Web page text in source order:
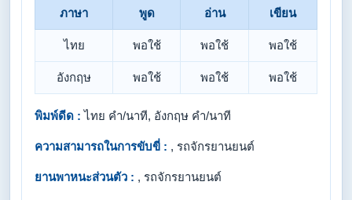
ภาษา พูด อ่าน เขียน
ไทย พอใช้ พอใช้ พอใช้
อังกฤษ พอใช้ พอใช้ พอใช้
พิมพ์ดีด : ไทย คำ/นาที, อังกฤษ คำ/นาที
ความสามารถในการขับขี่ : , รถจักรยานยนต์
ยานพาหนะส่วนตัว : , รถจักรยานยนต์